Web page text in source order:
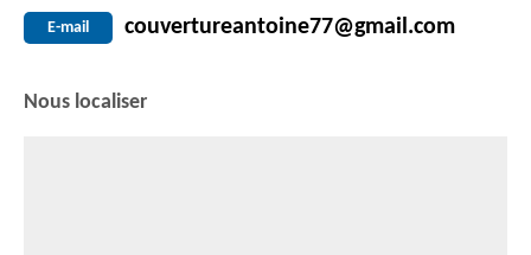
E-mail couvertureantoine77@gmail.com
Nous localiser